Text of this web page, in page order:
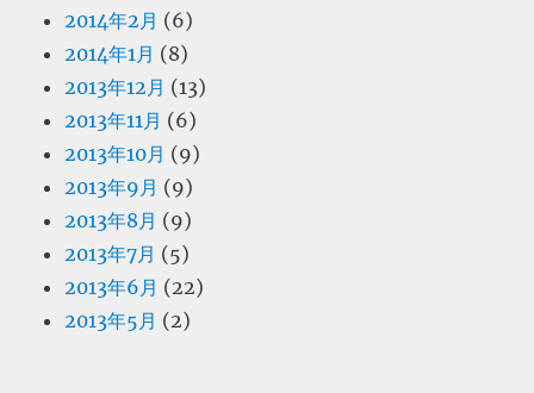
2014年2月 (6)
2014年1月 (8)
2013年12月 (13)
2013年11月 (6)
2013年10月 (9)
2013年9月 (9)
2013年8月 (9)
2013年7月 (5)
2013年6月 (22)
2013年5月 (2)